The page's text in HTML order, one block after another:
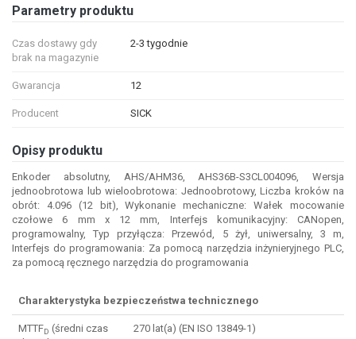
Parametry produktu
Czas dostawy gdy
brak na magazynie
2-3 tygodnie
Gwarancja 12
Producent SICK
Opisy produktu
Enkoder absolutny, AHS/AHM36, AHS36B-S3CL004096, Wersja
jednoobrotowa lub wieloobrotowa: Jednoobrotowy, Liczba kroków na
obrót: 4.096 (12 bit), Wykonanie mechaniczne: Wałek mocowanie
czołowe 6 mm x 12 mm, Interfejs komunikacyjny: CANopen,
programowalny, Typ przyłącza: Przewód, 5 żył, uniwersalny, 3 m,
Interfejs do programowania: Za pomocą narzędzia inżynieryjnego PLC,
za pomocą ręcznego narzędzia do programowania
Charakterystyka bezpieczeństwa technicznego
MTTFD (średni czas
270 lat(a) (EN ISO 13849-1)